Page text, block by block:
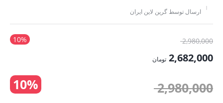
ارسال توسط گرین لاین ایران
10% 2,980,000قیمت
اصلی:
بود.
2,682,000 تومان
فعلی:
10% 2,980,000